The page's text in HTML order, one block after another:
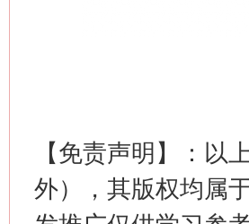
【免责声明】：以
外），其版权均属